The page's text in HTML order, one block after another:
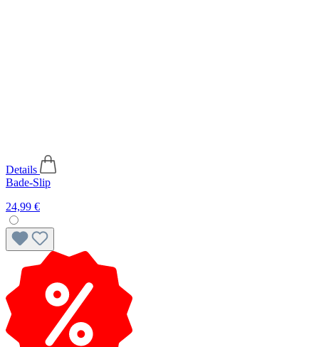
Details
Bade-Slip
24,99 €